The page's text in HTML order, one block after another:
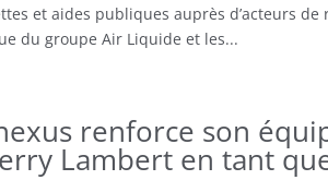
et aides publiques auprès d’acteurs de
du groupe Air Liquide et les...
renforce son
Lambert en tant